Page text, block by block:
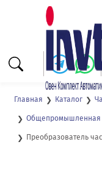
Главная Каталог
Преобразователь